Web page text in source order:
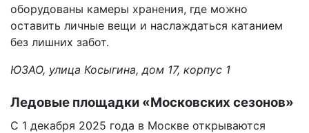
оборудованы камеры хранения, где можно
оставить личные вещи и наслаждаться катанием
без лишних забот.
ЮЗАО, улица Косыгина, дом 17, корпус 1
Ледовые площадки «Московских сезонов»
С 1 декабря 2025 года в Москве открываются